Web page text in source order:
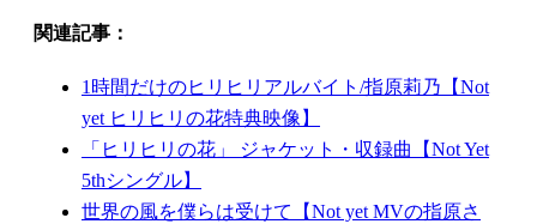
関連記事：
1時間だけのヒリヒリアルバイト/指原莉乃【Not
yet ヒリヒリの花特典映像】
「ヒリヒリの花」 ジャケット・収録曲【Not Yet
5thシングル】
世界の風を僕らは受けて【Not yet MVの指原さ